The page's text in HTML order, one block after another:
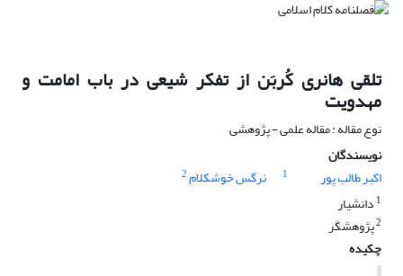
تلقی هانری کُربَن از تفکر شیعی در باب امامت و
مهدویت
نوع مقاله : مقاله علمی - پژوهشی
نویسندگان
اکبر طالب پور
1 نرگس خوشکلام2
1 دانشیار
2پژوهشگر
چکیده